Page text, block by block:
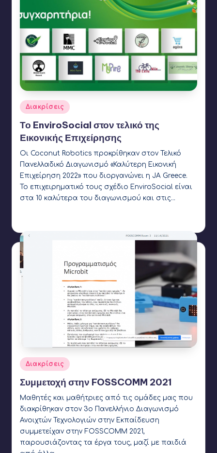
Αναρτήθηκε
σε
Διακρίσεις
Το EnviroSocial στον τελικό της
Εικονικής Επιχείρησης
Οι Coconut Robotics προκρίθηκαν στον Τελικό
Πανελλαδικό Διαγωνισμό «Καλύτερη Εικονική
Επιχείρηση 2022» που διοργανώνει η JA Greece.
Το επιχειρηματικό τους σχέδιο EnviroSocial είναι
στα 10 καλύτερα του διαγωνισμού και στις…
Αναρτήθηκε
σε
Διακρίσεις
Συμμετοχή στην FOSSCOMM 2021
Μαθητές και μαθήτριες από τις ομάδες μας που
διακρίθηκαν στον 3ο Πανελλήνιο Διαγωνισμό
Ανοιχτών Τεχνολογιών στην Εκπαίδευση
συμμετείχαν στην FOSSCOMM 2021,
παρουσιάζοντας τα έργα τους, μαζί με παιδιά